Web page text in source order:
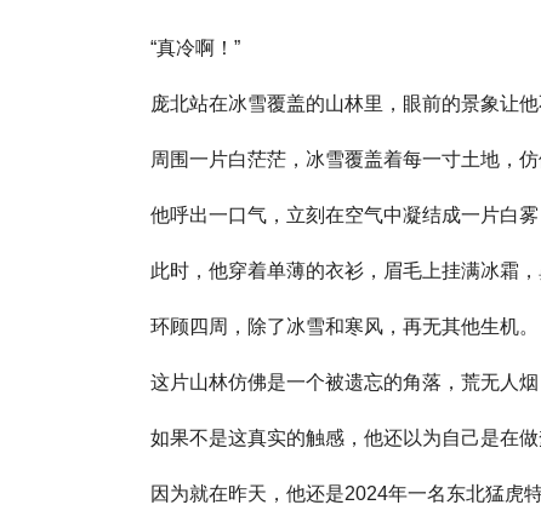
“真冷啊！”
庞北站在冰雪覆盖的山林里，眼前的景象让他
周围一片白茫茫，冰雪覆盖着每一寸土地，
他呼出一口气，立刻在空气中凝结成一片白
此时，他穿着单薄的衣衫，眉毛上挂满冰霜
环顾四周，除了冰雪和寒风，再无其他生机。
这片山林仿佛是一个被遗忘的角落，荒无人
如果不是这真实的触感，他还以为自己是在做
因为就在昨天，他还是2024年一名东北猛虎